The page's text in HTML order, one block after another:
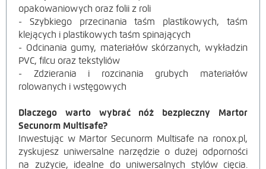
opakowaniowych oraz folii z roli
- Szybkiego przecinania taśm plastikowych, taśm
klejących i plastikowych taśm spinających
- Odcinania gumy, materiałów skórzanych, wykładzin
PVC, filcu oraz tekstyliów
- Zdzierania i rozcinania grubych materiałów
rolowanych i wstęgowych
Dlaczego warto wybrać nóż bezpieczny Martor
Secunorm Multisafe?
Inwestując w Martor Secunorm Multisafe na ronox.pl,
zyskujesz uniwersalne narzędzie o dużej odporności
na zużycie, idealne do uniwersalnych stylów cięcia.